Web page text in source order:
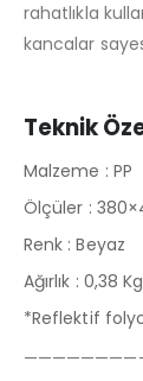
rahatlıkla
kancalar
Teknik
Malzeme : PP
Ölçüler :
Renk : Beyaz
Ağırlık : 0,38
*Reflektif